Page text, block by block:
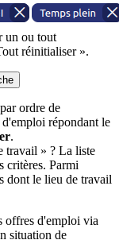
un ou tout
réinitialiser ».
ordre de
répondant le
.
travail » ? La liste
critères. Parmi
dont le lieu de travail
offres d'emploi via
situation de